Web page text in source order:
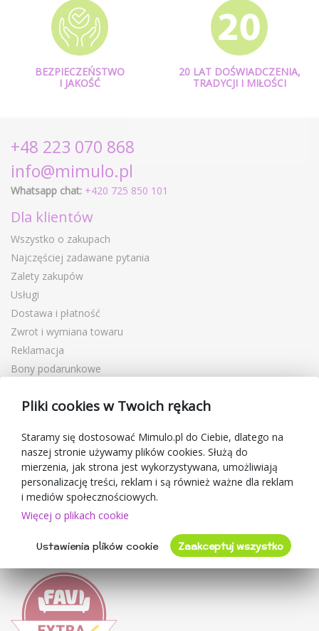
BEZPIECZEŃSTWO
I JAKOŚĆ
20 LAT DOŚWIADCZENIA,
TRADYCJI I MIŁOŚCI
+48 223 070 868
info@mimulo.pl
Whatsapp chat: +420 725 850 101
Dla klientów
Wszystko o zakupach
Najczęściej zadawane pytania
Zalety zakupów
Usługi
Dostawa i płatność
Zwrot i wymiana towaru
Reklamacja
Bony podarunkowe
Blog
O sprzedawcy
Mimulo.pl
Regulamin sklepu
Ochrona danych osobowych GDPR
Kontakty
Oceny klientów
Pliki cookies w Twoich rękach
Staramy się dostosować Mimulo.pl do Ciebie, dlatego na
naszej stronie używamy plików cookies. Służą do
mierzenia, jak strona jest wykorzystywana, umożliwiają
personalizację treści, reklam i są również ważne dla reklam
i mediów społecznościowych.
Więcej o plikach cookie
Ustawienia plików cookie Zaakceptuj wszystko